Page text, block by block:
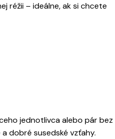
réžii – ideálne, ak si chcete
jednotlivca alebo pár bez
dobré susedské vzťahy.